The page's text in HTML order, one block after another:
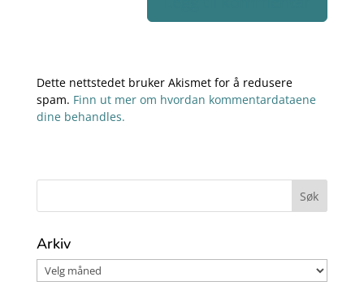
Dette nettstedet bruker Akismet for å redusere
spam. Finn ut mer om hvordan kommentardataene
dine behandles.
Arkiv